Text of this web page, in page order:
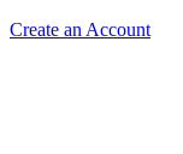
Create an Account